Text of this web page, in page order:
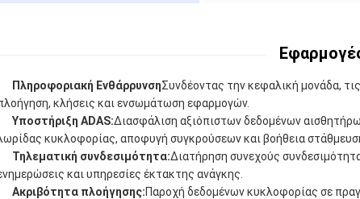
Πληροφοριακή ΕνθάρρυνσηΣυνδέοντας την κεφαλική μονάδα,
κλήσεις και ενσωμάτωση εφαρμογών.
Υποστήριξη ADAS:Διασφάλιση αξιόπιστων δεδομένων
κυκλοφορίας, αποφυγή συγκρούσεων και βοήθεια
Τηλεματική συνδεσιμότητα:Διατήρηση συνεχούς
και υπηρεσίες έκτακτης ανάγκης.
Ακριβότητα πλοήγησης:Παροχή δεδομένων κυκλοφορίας σε